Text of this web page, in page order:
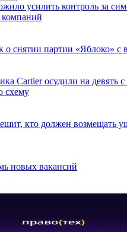
усилить контроль за
компаний
о снятии партии «Яблоко» с
Cartier осудили на девять
схему
кто должен возмещать
новых вакансий